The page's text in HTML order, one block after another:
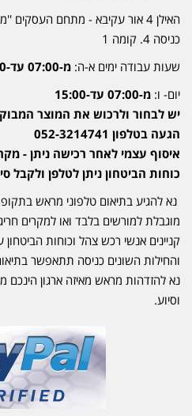
כניסה 4. קומה 1
שעות עבודה ימים א-ה: מ-07:00 עד-20:00
יום- ו: מ-07:00 עד-15:00
יש לבחור ולרכוש את המוצר
הגעה בטלפון 052-3214741
איסוף עצמי לאחר רכישה ניתן -
כוחות הביטחון ניתן לטלפן ולקבל
נא להגיע בתיאום טלפוני מראש
מוגבלת למורשים בלבד ואו למקרים
קניינים אנשי רכש צהל וכוחות
והחילות השונים כניסה תתאפשר
נא להזדהות מראש מאיזה ארגון הינכם
וסיוע.